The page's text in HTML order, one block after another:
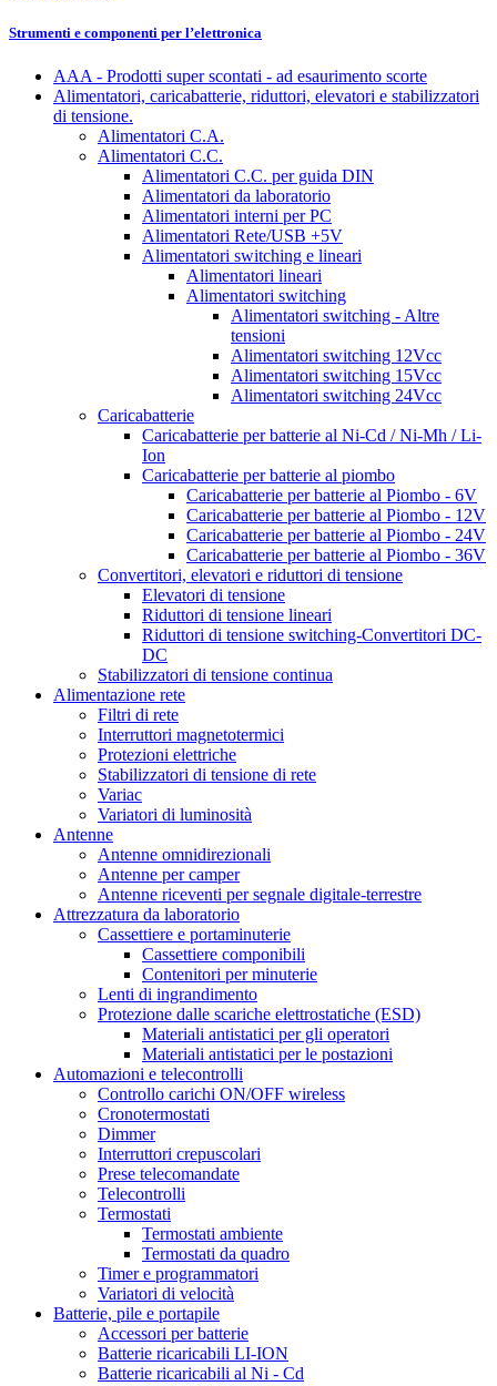
Strumenti e componenti per l’elettronica
AAA - Prodotti super scontati - ad esaurimento scorte
Alimentatori, caricabatterie, riduttori, elevatori e stabilizzatori
di tensione.
Alimentatori C.A.
Alimentatori C.C.
Alimentatori C.C. per guida DIN
Alimentatori da laboratorio
Alimentatori interni per PC
Alimentatori Rete/USB +5V
Alimentatori switching e lineari
Alimentatori lineari
Alimentatori switching
Alimentatori switching - Altre
tensioni
Alimentatori switching 12Vcc
Alimentatori switching 15Vcc
Alimentatori switching 24Vcc
Caricabatterie
Caricabatterie per batterie al Ni-Cd / Ni-Mh / Li-
Ion
Caricabatterie per batterie al piombo
Caricabatterie per batterie al Piombo - 6V
Caricabatterie per batterie al Piombo - 12V
Caricabatterie per batterie al Piombo - 24V
Caricabatterie per batterie al Piombo - 36V
Convertitori, elevatori e riduttori di tensione
Elevatori di tensione
Riduttori di tensione lineari
Riduttori di tensione switching-Convertitori DC-
DC
Stabilizzatori di tensione continua
Alimentazione rete
Filtri di rete
Interruttori magnetotermici
Protezioni elettriche
Stabilizzatori di tensione di rete
Variac
Variatori di luminosità
Antenne
Antenne omnidirezionali
Antenne per camper
Antenne riceventi per segnale digitale-terrestre
Attrezzatura da laboratorio
Cassettiere e portaminuterie
Cassettiere componibili
Contenitori per minuterie
Lenti di ingrandimento
Protezione dalle scariche elettrostatiche (ESD)
Materiali antistatici per gli operatori
Materiali antistatici per le postazioni
Automazioni e telecontrolli
Controllo carichi ON/OFF wireless
Cronotermostati
Dimmer
Interruttori crepuscolari
Prese telecomandate
Telecontrolli
Termostati
Termostati ambiente
Termostati da quadro
Timer e programmatori
Variatori di velocità
Batterie, pile e portapile
Accessori per batterie
Batterie ricaricabili LI-ION
Batterie ricaricabili al Ni - Cd